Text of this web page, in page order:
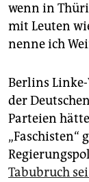
wenn in
mit Leuten
nenne ich
Berlins
der
Parteien
„Faschisten“
Tabubruch